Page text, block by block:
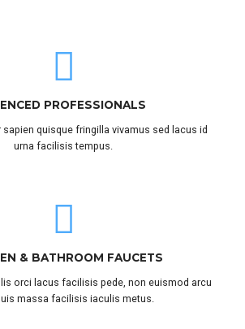
PROFESSIONALS
quisque fringilla vivamus sed lacus id
urna facilisis tempus.
& BATHROOM FAUCETS
orci lacus facilisis pede, non euismod arcu
massa facilisis iaculis metus.